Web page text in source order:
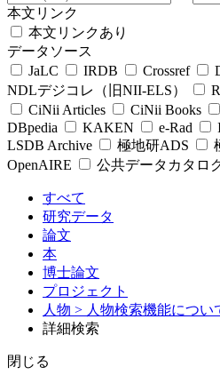
本文リンク
本文リンクあり
データソース
JaLC
IRDB Crossref
NDLデジコレ（旧NII-ELS）
CiNii Articles
CiNii Books
DBpedia
KAKEN e-Rad
LSDB Archive
極地研ADS
OpenAIRE
公共データカタロ
すべて
研究データ
論文
本
博士論文
プロジェクト
人物 > 人物検索機能につい
詳細検索
閉じる